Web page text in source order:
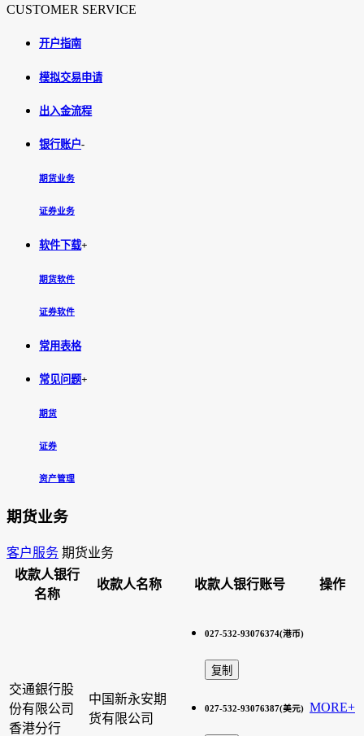
CUSTOMER SERVICE
开户指南
模拟交易申请
出入金流程
银行账户-
期货业务
证券业务
软件下载+
期货软件
证券软件
常用表格
常见问题+
期货
证券
资产管理
期货业务
客户服务 期货业务
收款人银行
名称
收款人名称 收款人银行账号 操作
交通銀行股
份有限公司
香港分行
中国新永安期
货有限公司
027-532-93076374(港币)
027-532-93076387(美元) MORE+